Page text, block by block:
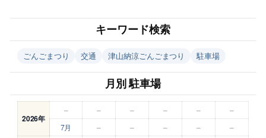
キーワード検索
ごんごまつり 交通 津山納涼ごんごまつり 駐車場
月別 駐車場
2026年
– – – – –
–
7月
– – – – –